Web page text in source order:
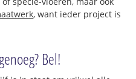
, want ieder project is
Bel!